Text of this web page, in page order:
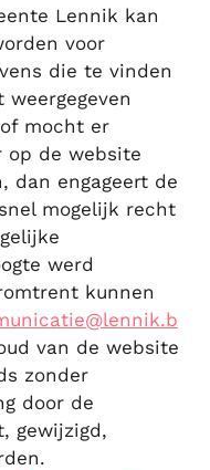
Lennik kan
voor
die te vinden
mocht er
op de website
dan engageert de
mogelijk recht
werd
kunnen
van de website
zonder
door de
gewijzigd,